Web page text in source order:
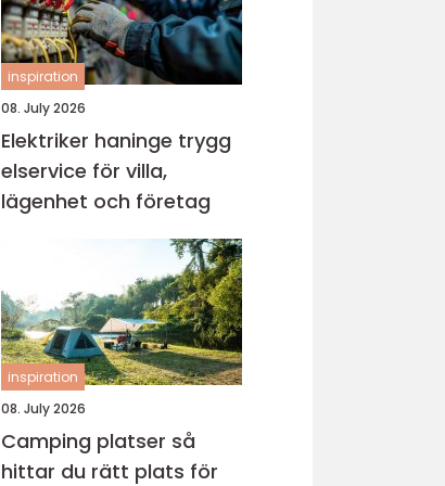
inspiration
08. July 2026
Elektriker haninge trygg
elservice för villa,
lägenhet och företag
inspiration
08. July 2026
Camping platser så
hittar du rätt plats för